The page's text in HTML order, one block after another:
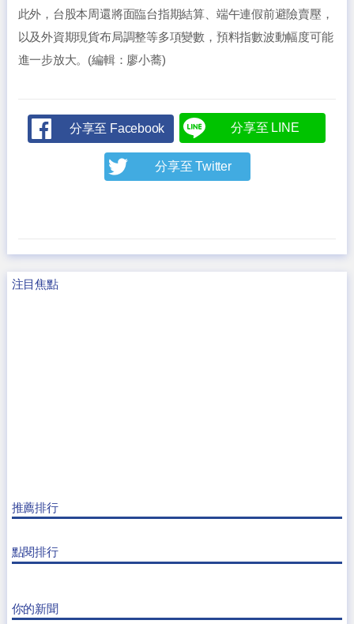
此外，台股本周還將面臨台指期結算、端午連假前避險賣壓，
以及外資期現貨布局調整等多項變數，預料指數波動幅度可能
進一步放大。(編輯：廖小蕎)
分享至 Facebook 分享至 LINE
分享至 Twitter
注目焦點
推薦排行
點閱排行
你的新聞